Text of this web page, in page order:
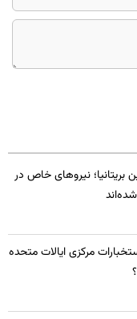
نیروهای خاص در
مرکزی ایالات متحده